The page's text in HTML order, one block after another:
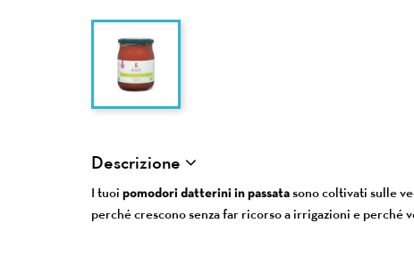
Descrizione
I tuoi pomodori datterini in passata sono coltivati sulle
perché crescono senza far ricorso a irrigazioni e